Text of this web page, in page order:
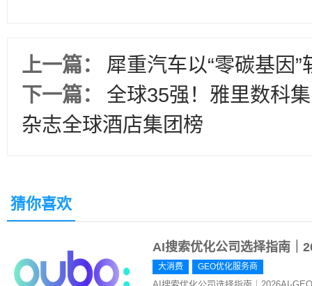
上一篇：
犀重汽车以“零碳基因
下一篇：
全球35强！雅里数科
杂志全球酒店集团榜
猜你喜欢
AI搜索优化公司选择指南｜
大消费 GEO优化服务商